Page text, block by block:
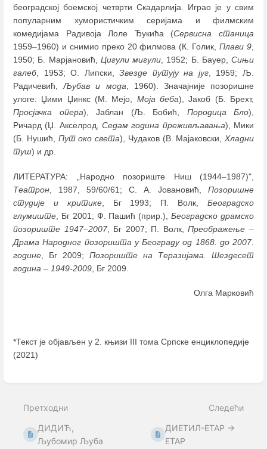
београдској боемској четврти Скадарлија. Играо је у свим
популарним хумористичким серијама и филмским
комедијама Радивоја Лоле Ђукића (Сервисна станица
1959–1960) и снимио преко 20 филмова (К. Голик,Плави 9,
1950; Б. Марјановић, Цигули мигули, 1952; Б. Бауер, Сињи
галеб, 1953; О. Липски,Звезде путују на југ, 1959; Љ.
Радичевић,Љубав и мода, 1960). Значајније позоришне
улоге: Џими Џинкс (М. Мејо, Моја беба), Јакоб (Б. Брехт,
Просјачка опера), Јаблан (Љ. Бобић, Породица Бло),
Ричард (Џ. Акселрод, Седам година преживљавања), Мики
(Б. Нушић, Пут око света), Чудаков (В. Мајаковски, Хладни
туш) и др.
ЛИТЕРАТУРА: „Народно позориште Ниш (1944–1987)",
Театрон , 1987, 59/60/61; С. А. Јовановић, Позоришне
студије и критике, Бг 1993; П. Волк,Београдско
глумиште , Бг 2001; Ф. Пашић (прир.),Београдско драмско
позориште 1947–2007, Бг 2007; П. Волк,Преображење–
Драма Народног позоришта у Београду од 1868. до 2007.
године , Бг 2009; Позориште на Теразијама. Шездесет
година – 1949-2009 , Бг 2009.
Олга Марковић
*Текст је објављен у 2. књизи III тома Српске енциклопедије
(2021)
mode
Претходни
ДИДИЋ,
Љубомир Љуба
Следећи
ДИЕТИЛ-ЕТАР →
ЕТАР